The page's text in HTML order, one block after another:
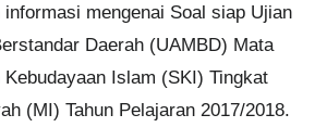
mengenai Soal siap Ujian
Daerah (UAMBD) Mata
Islam (SKI) Tingkat
(MI) Tahun Pelajaran 2017/2018.